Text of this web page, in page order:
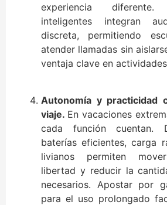
experiencia
inteligentes integran
discreta, permitiendo
atender llamadas sin
ventaja clave en
Autonomía y practicidad
viaje. En vacaciones
cada función cuentan.
baterías eficientes, carga
livianos permiten
libertad y reducir la
necesarios. Apostar por
para el uso prolongado